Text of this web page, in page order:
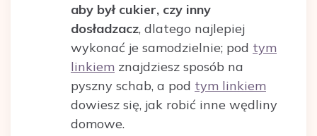
aby był cukier, czy inny
dosładzacz, dlatego najlepiej
wykonać je samodzielnie; pod tym
linkiem znajdziesz sposób na
pyszny schab, a pod tym linkiem
dowiesz się, jak robić inne wędliny
domowe.